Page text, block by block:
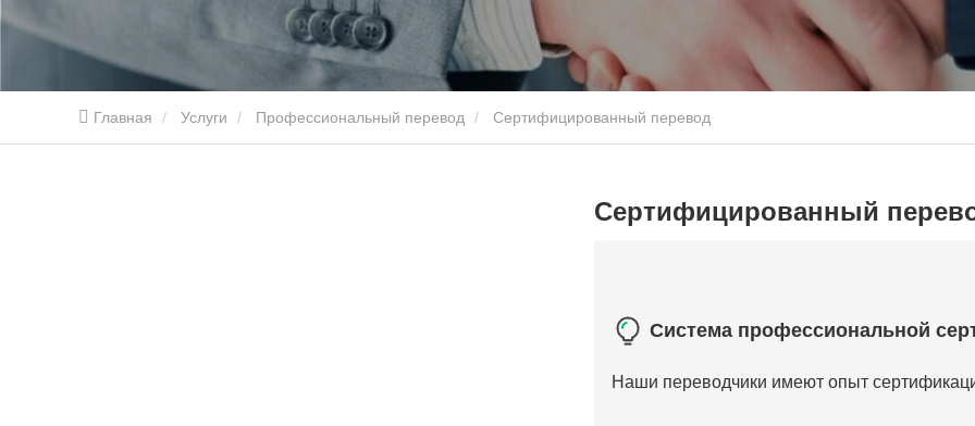
Главная Услуги Профессиональный перевод Сертифицированный перевод
Сертифицированный
Система профессиональной
Наши переводчики имеют опыт